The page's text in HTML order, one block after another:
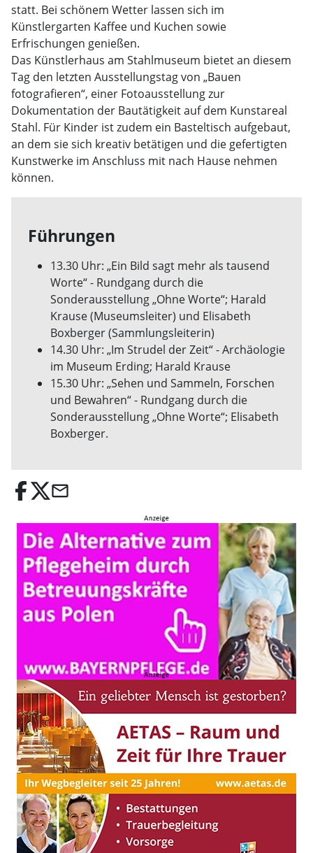
statt. Bei schönem Wetter lassen sich im
Künstlergarten Kaffee und Kuchen sowie
Erfrischungen genießen.
Das Künstlerhaus am Stahlmuseum bietet an diesem
Tag den letzten Ausstellungstag von „Bauen
fotografieren“, einer Fotoausstellung zur
Dokumentation der Bautätigkeit auf dem Kunstareal
Stahl. Für Kinder ist zudem ein Basteltisch aufgebaut,
an dem sie sich kreativ betätigen und die gefertigten
Kunstwerke im Anschluss mit nach Hause nehmen
können.
Führungen
13.30 Uhr: „Ein Bild sagt mehr als tausend
Worte“ - Rundgang durch die
Sonderausstellung „Ohne Worte“; Harald
Krause (Museumsleiter) und Elisabeth
Boxberger (Sammlungsleiterin)
14.30 Uhr: „Im Strudel der Zeit“ - Archäologie
im Museum Erding; Harald Krause
15.30 Uhr: „Sehen und Sammeln, Forschen
und Bewahren“ - Rundgang durch die
Sonderausstellung „Ohne Worte“; Elisabeth
Boxberger.
email